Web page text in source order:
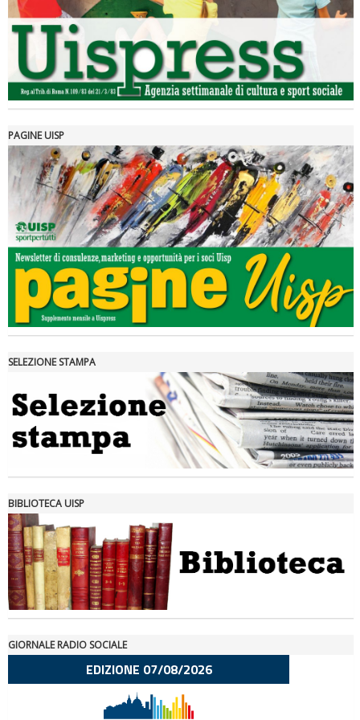
Tiziano Pesce a Radio InBlu2000 traccia il bilancio della stagione
Ddl Lobby, Uisp: “Il Parlamento valorizzi le nostre specificità"
La formazione Uisp rallenta ma prosegue anche in estate
PAGINE UISP
SELEZIONE STAMPA
BIBLIOTECA UISP
GIORNALE RADIO SOCIALE